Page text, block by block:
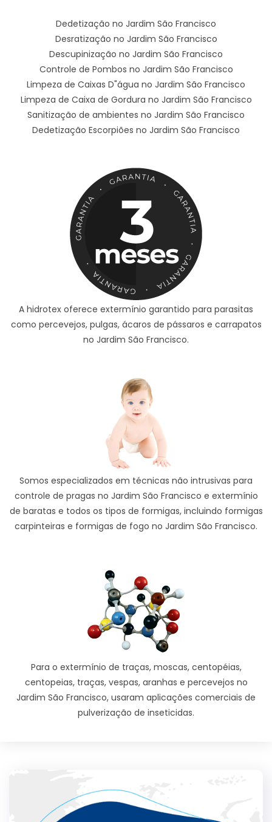
Dedetização no Jardim São Francisco
Desratização no Jardim São Francisco
Descupinização no Jardim São Francisco
Controle de Pombos no Jardim São Francisco
Limpeza de Caixas D"água no Jardim São Francisco
Limpeza de Caixa de Gordura no Jardim São Francisco
Sanitização de ambientes no Jardim São Francisco
Dedetização Escorpiões no Jardim São Francisco
A hidrotex oferece extermínio garantido para parasitas
como percevejos, pulgas, ácaros de pássaros e carrapatos
no Jardim São Francisco.
Somos especializados em técnicas não intrusivas para
controle de pragas no Jardim São Francisco e extermínio
de baratas e todos os tipos de formigas, incluindo formigas
carpinteiras e formigas de fogo no Jardim São Francisco.
Para o extermínio de traças, moscas, centopéias,
centopeias, traças, vespas, aranhas e percevejos no
Jardim São Francisco, usaram aplicações comerciais de
pulverização de inseticidas.